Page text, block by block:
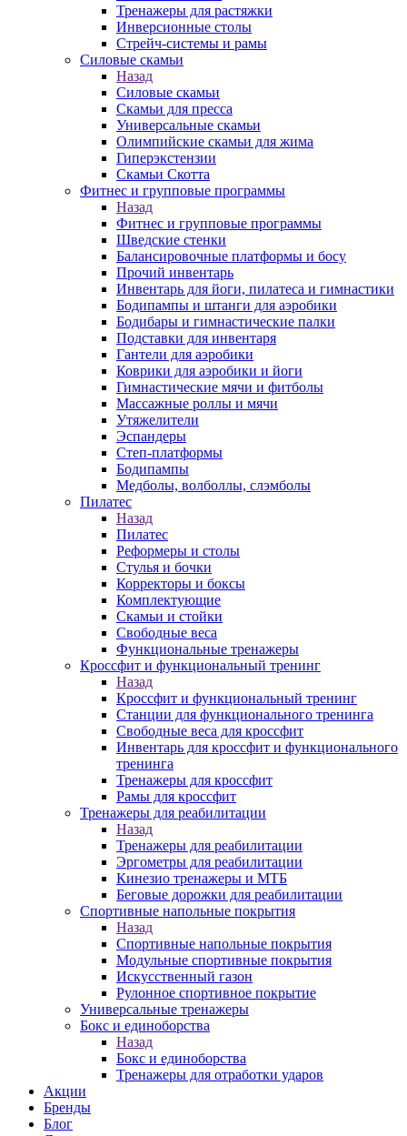
Тренажеры для растяжки
Инверсионные столы
Стрейч-системы и рамы
Силовые скамьи
Назад
Силовые скамьи
Скамьи для пресса
Универсальные скамьи
Олимпийские скамьи для жима
Гиперэкстензии
Скамьи Скотта
Фитнес и групповые программы
Назад
Фитнес и групповые программы
Шведские стенки
Балансировочные платформы и босу
Прочий инвентарь
Инвентарь для йоги, пилатеса и гимнастики
Бодипампы и штанги для аэробики
Бодибары и гимнастические палки
Подставки для инвентаря
Гантели для аэробики
Коврики для аэробики и йоги
Гимнастические мячи и фитболы
Массажные роллы и мячи
Утяжелители
Эспандеры
Степ-платформы
Бодипампы
Медболы, волболлы, слэмболы
Пилатес
Назад
Пилатес
Реформеры и столы
Стулья и бочки
Корректоры и боксы
Комплектующие
Скамьи и стойки
Свободные веса
Функциональные тренажеры
Кроссфит и функциональный тренинг
Назад
Кроссфит и функциональный тренинг
Станции для функционального тренинга
Свободные веса для кроссфит
Инвентарь для кроссфит и функционального
тренинга
Тренажеры для кроссфит
Рамы для кроссфит
Тренажеры для реабилитации
Назад
Тренажеры для реабилитации
Эргометры для реабилитации
Кинезио тренажеры и МТБ
Беговые дорожки для реабилитации
Спортивные напольные покрытия
Назад
Спортивные напольные покрытия
Модульные спортивные покрытия
Искусственный газон
Рулонное спортивное покрытие
Универсальные тренажеры
Бокс и единоборства
Назад
Бокс и единоборства
Тренажеры для отработки ударов
Акции
Бренды
Блог